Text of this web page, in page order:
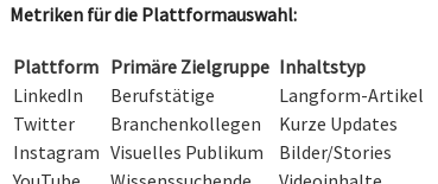
Metriken für die Plattformauswahl:
Plattform Primäre Zielgruppe Inhaltstyp
LinkedIn
Berufstätige Langform-Artikel
Twitter
Branchenkollegen Kurze Updates
Instagram Visuelles Publikum Bilder/Stories